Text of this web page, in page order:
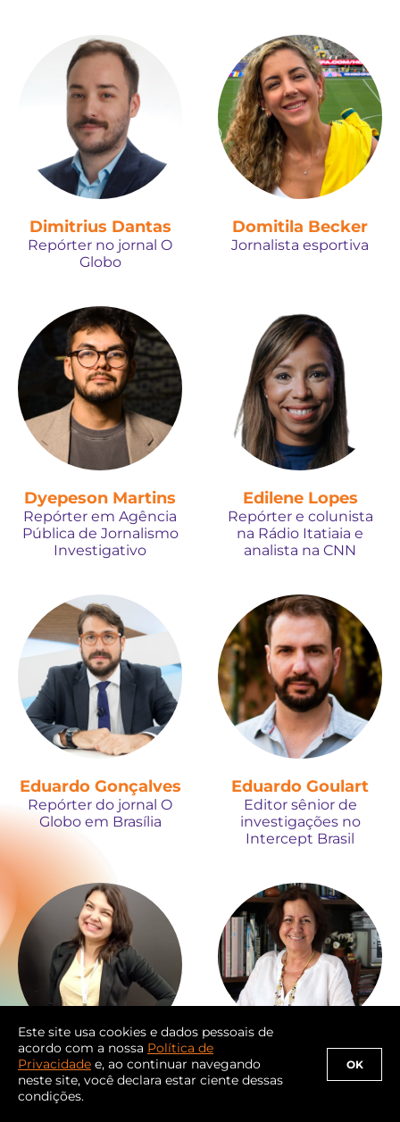
Dimitrius Dantas
Repórter no jornal O
Globo
Domitila Becker
Jornalista esportiva
Dyepeson Martins
Repórter em Agência
Pública de Jornalismo
Investigativo
Edilene Lopes
Repórter e colunista
na Rádio Itatiaia e
analista na CNN
Eduardo Gonçalves
Repórter do jornal O
Globo em Brasília
Eduardo Goulart
Editor sênior de
investigações no
Intercept Brasil
Elismarcia Tosta
Jornalista e escritora
Elvira Lobato
Jornalista freelancer
Este site usa cookies e dados pessoais de
acordo com a nossa Política de
Privacidade e, ao continuar navegando
neste site, você declara estar ciente dessas
condições.
OK